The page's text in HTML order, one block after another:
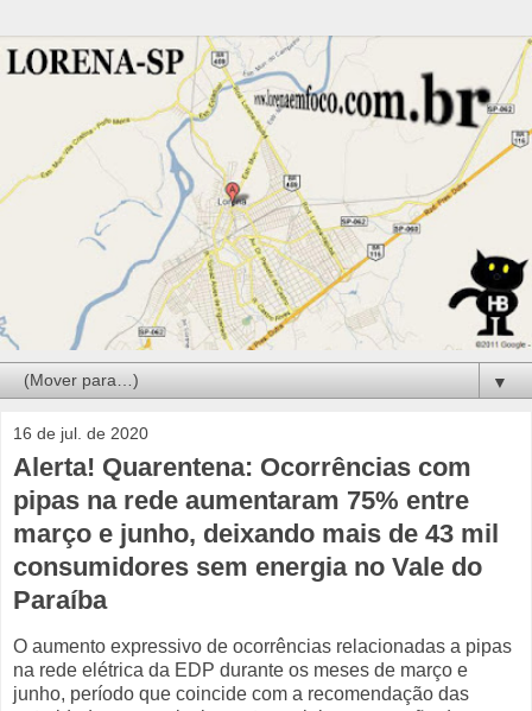
▼
16 de jul. de 2020
Alerta! Quarentena: Ocorrências com
pipas na rede aumentaram 75% entre
março e junho, deixando mais de 43 mil
consumidores sem energia no Vale do
Paraíba
O aumento expressivo de ocorrências relacionadas a pipas
na rede elétrica da EDP durante os meses de março e
junho, período que coincide com a recomendação das